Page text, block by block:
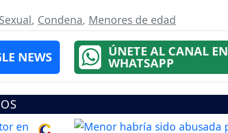
, Condena, Menores de edad
NEWS ÚNETE AL CANAL EN
WHATSAPP